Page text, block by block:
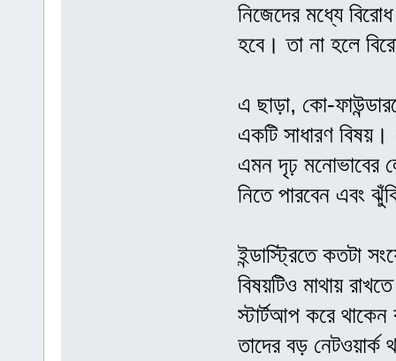
নিজেদের মধ্যে
হবে। তা না হলে
এ ছাড়া, কো-
একটি সাধারণ
এমন দৃঢ় মনোভাবের
নিতে পারবেন এবং
ইন্ডাস্ট্রিতে কতটা
বিষয়টিও মাথায়
স্টার্টআপ করে
তাদের বড়